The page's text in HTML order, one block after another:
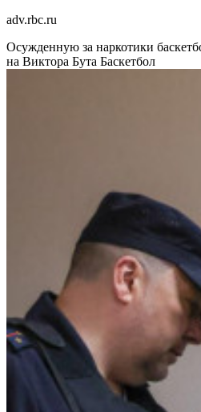
adv.rbc.ru
Осужденную за наркотики
на Виктора Бута Баскетбол